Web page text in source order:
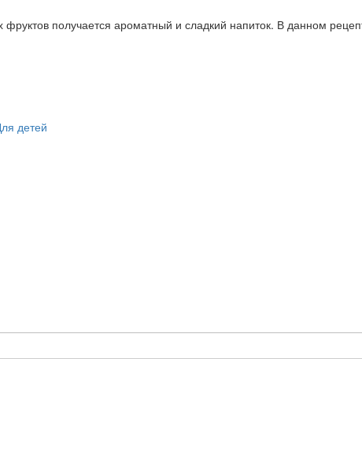
получается ароматный и сладкий напиток. В данном
детей